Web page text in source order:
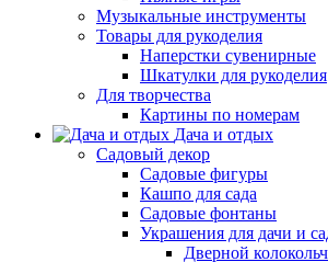
Музыкальные инструменты
Товары для рукоделия
Наперстки сувенирные
Шкатулки для рукоделия
Для творчества
Картины по номерам
Дача и отдых
Садовый декор
Садовые фигуры
Кашпо для сада
Садовые фонтаны
Украшения для дачи и
Дверной